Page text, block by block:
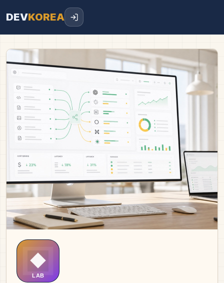
DEVKOREA